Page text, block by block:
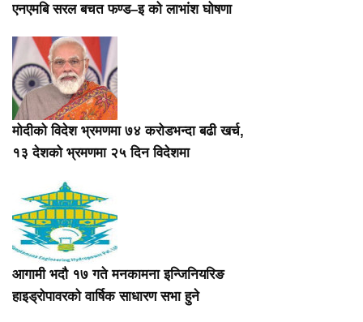
एनएमबि सरल बचत फण्ड–इ को लाभांश घोषणा
मोदीको विदेश भ्रमणमा ७४ करोडभन्दा बढी खर्च,
१३ देशको भ्रमणमा २५ दिन विदेशमा
आगामी भदौ १७ गते मनकामना इन्जिनियरिङ
हाइड्रोपावरको वार्षिक साधारण सभा हुने